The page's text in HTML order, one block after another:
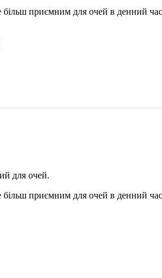
більш приємним для очей в денний
для очей.
більш приємним для очей в денний